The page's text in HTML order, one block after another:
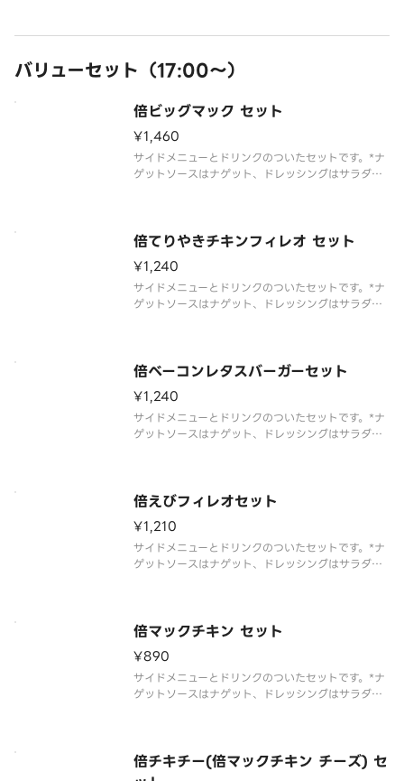
バリューセット（17:00～）
倍ビッグマック セット
¥1,460
サイドメニューとドリンクのついたセットです。*ナ
ゲットソースはナゲット、ドレッシングはサラダを
倍てりやきチキンフィレオ セット
¥1,240
サイドメニューとドリンクのついたセットです。*ナ
ゲットソースはナゲット、ドレッシングはサラダを
倍ベーコンレタスバーガーセット
¥1,240
サイドメニューとドリンクのついたセットです。*ナ
ゲットソースはナゲット、ドレッシングはサラダを
倍えびフィレオセット
¥1,210
サイドメニューとドリンクのついたセットです。*ナ
ゲットソースはナゲット、ドレッシングはサラダを
倍マックチキン セット
¥890
サイドメニューとドリンクのついたセットです。*ナ
ゲットソースはナゲット、ドレッシングはサラダを
倍チキチー(倍マックチキン チーズ) セ